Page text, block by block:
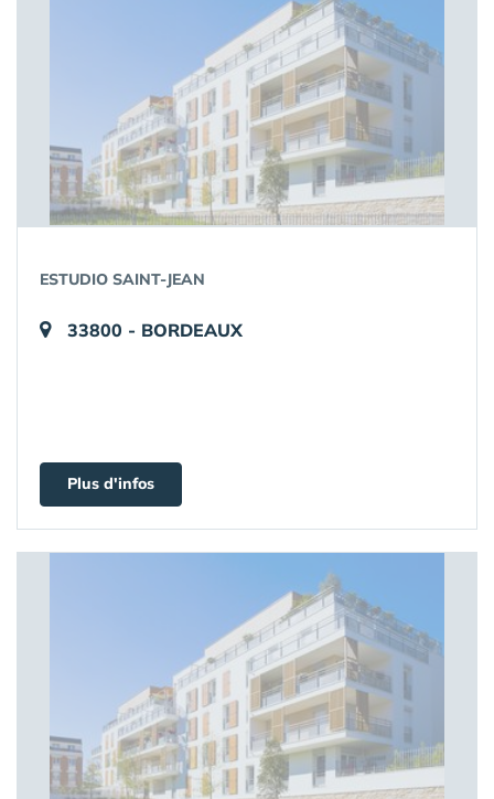
ESTUDIO SAINT-JEAN
33800 - BORDEAUX
Plus d'infos